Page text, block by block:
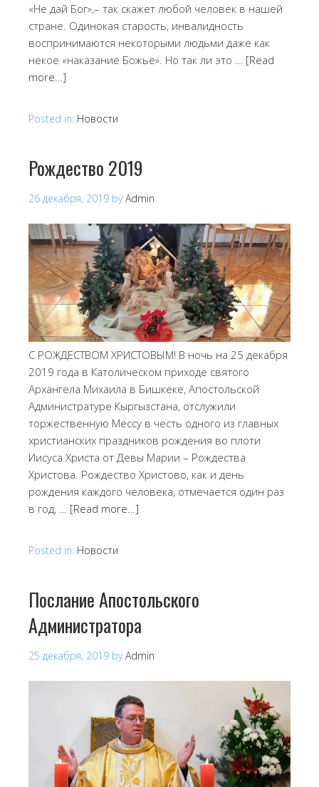
«Не дай Бог»,– так скажет любой человек в нашей
стране. Одинокая старость, инвалидность
воспринимаются некоторыми людьми даже как
некое «наказание Божье». Но так ли это … [Read
more…]
Posted in: Новости
Рождество 2019
26 декабря, 2019 byAdmin
С РОЖДЕСТВОМ ХРИСТОВЫМ! В ночь на 25 декабря
2019 года в Католическом приходе святого
Архангела Михаила в Бишкеке, Апостольской
Администратуре Кыргызстана, отслужили
торжественную Мессу в честь одного из главных
христианских праздников рождения во плоти
Иисуса Христа от Девы Марии – Рождества
Христова. Рождество Христово, как и день
рождения каждого человека, отмечается один раз
в год, … [Read more…]
Posted in: Новости
Послание Апостольского
Администратора
25 декабря, 2019 byAdmin